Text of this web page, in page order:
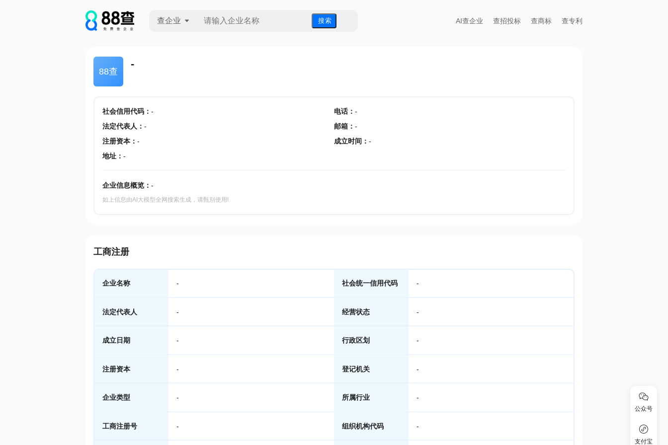
查企业 搜 索 AI查企业 查招投标 查商标 查专利
88查
-
社会信用代码： - 电话： -
法定代表人 ： - 邮箱 ： -
注册资本： - 成立时间 ： -
地址： -
企业信息概览： -
如上信息由AI大模型全网搜索生成，请甄别使用!
工商注册
企业名称 - 社会统一信用代码 -
法定代表人 - 经营状态 -
成立日期 - 行政区划 -
注册资本 - 登记机关 -
企业类型 - 所属行业 -
工商注册号 - 组织机构代码 -
公众号
支付宝